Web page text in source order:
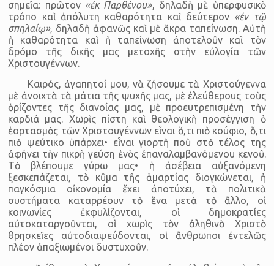
σημεῖα: πρῶτον «ἐκ Παρθένου», δηλαδὴ μὲ ὑπερφυσικὸ
τρόπο καὶ ἀπόλυτη καθαρότητα καὶ δεύτερον «ἐν τῷ
σπηλαίῳ», δηλαδὴ ἀφανῶς καὶ μὲ ἄκρα ταπείνωση. Αὐτὴ
ἡ καθαρότητα καὶ ἡ ταπείνωση ἀποτελοῦν καὶ τὸν
δρόμο τῆς δικῆς μας μετοχῆς στὴν εὐλογία τῶν
Χριστουγέννων.
Καιρός, ἀγαπητοί μου, νὰ ζήσουμε τὰ Χριστούγεννα
μὲ ἀνοιχτὰ τὰ μάτια τῆς ψυχῆς μας, μὲ ἐλεύθερους τοὺς
ὁρίζοντες τῆς διανοίας μας, μὲ προευτρεπισμένη τὴν
καρδιά μας. Χωρὶς πίστη καὶ θεολογικὴ προσέγγιση ὁ
ἑορτασμὸς τῶν Χριστουγέννων εἶναι ὅ,τι πιὸ κούφιο, ὅ,τι
πιὸ ψεύτικο ὑπάρχει• εἶναι γιορτὴ ποὺ στὸ τέλος της
ἀφήνει τὴν πικρὴ γεύση ἑνὸς ἐπαναλαμβανόμενου κενοῦ.
Τὸ βλέπουμε γύρω μας• ἡ ἀσέβεια αὐξανόμενη
ξεσκεπάζεται, τὸ κῦμα τῆς ἁμαρτίας διογκώνεται, ἡ
παγκόσμια οἰκονομία ἔχει ἀποτύχει, τὰ πολιτικὰ
συστήματα καταρρέουν τὸ ἕνα μετὰ τὸ ἄλλο, οἱ
κοινωνίες ἐκφυλίζονται, οἱ δημοκρατίες
αὐτοκαταργοῦνται, οἱ χωρὶς τὸν ἀληθινὸ Χριστὸ
θρησκεῖες αὐτοδιαψεύδονται, οἱ ἄνθρωποι ἐντελῶς
πλέον ἀπαξιωμένοι δυστυχοῦν.